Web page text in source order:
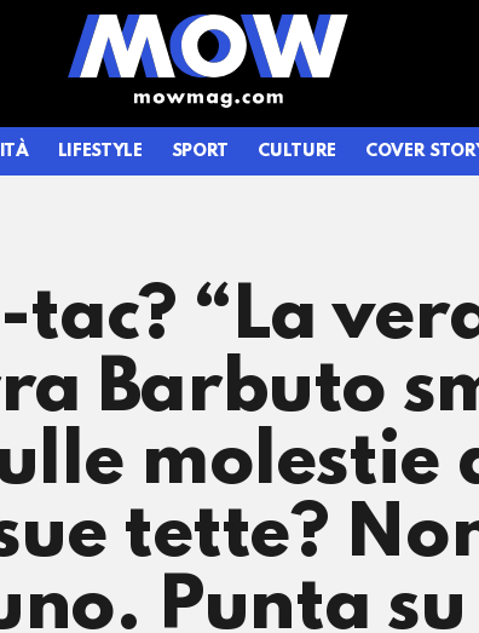
LIFESTYLE SPORT CULTURE COVER
tac? “La
Barbuto
molestie
tette?
Punta